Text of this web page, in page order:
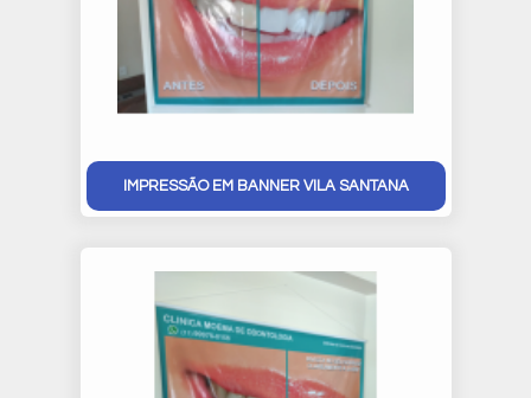
IMPRESSÃO EM BANNER VILA SANTANA